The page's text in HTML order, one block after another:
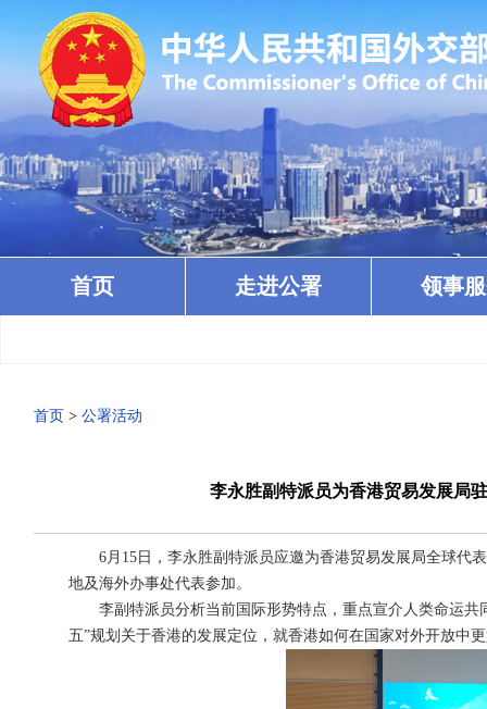
首页 走进公署 领事
首页 > 公署活动
李永胜副特派员为香港贸易发展局
6月15日，李永胜副特派员应邀为香港贸易发展局全球代表
地及海外办事处代表参加。
李副特派员分析当前国际形势特点，重点宣介人类命运共
五”规划关于香港的发展定位，就香港如何在国家对外开放中